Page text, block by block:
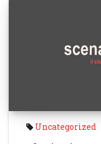
Uncategorized